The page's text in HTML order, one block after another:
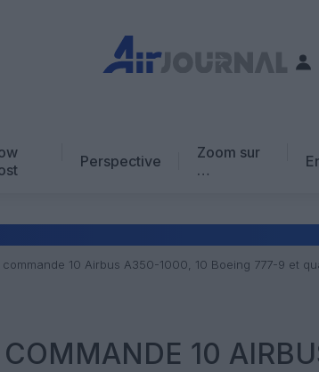
Perspective
Zoom sur
…
Avis d’expert
10 Airbus A350-1000, 10 Boeing 777-9 et
10